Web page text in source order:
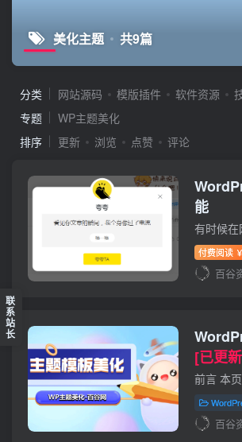
美化主题 共9篇
分类 网站源码 模版插件 软件资源
专题
WP主题美化
排序
更新 浏览 点赞 评论
能
付费阅读 ￥
百谷
[已更
百谷
联
系
站
长